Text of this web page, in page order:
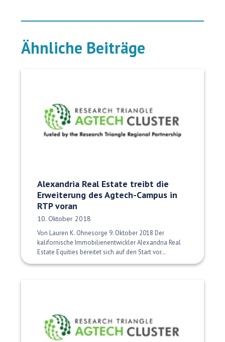
Ähnliche Beiträge
Alexandria Real Estate treibt die
Erweiterung des Agtech-Campus in
RTP voran
Veröffentlichungsdatum:
10. Oktober 2018
Von Lauren K. Ohnesorge 9. Oktober 2018 Der
kalifornische Immobilienentwickler Alexandria Real
Estate Equities bereitet sich auf den Start vor…